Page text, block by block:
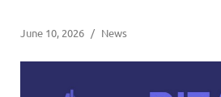
June 10, 2026 / News